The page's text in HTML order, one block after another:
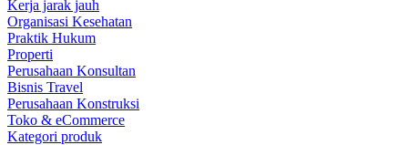
Kerja jarak jauh
Organisasi Kesehatan
Praktik Hukum
Properti
Perusahaan Konsultan
Bisnis Travel
Perusahaan Konstruksi
Toko & eCommerce
Kategori produk